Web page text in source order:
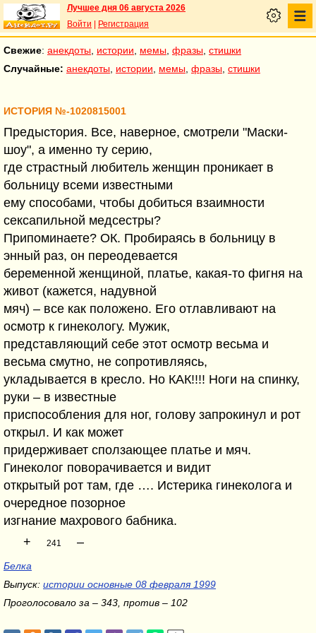
Лучшее дня 06 августа 2026
Войти
Регистрация
Свежие: анекдоты истории мемы фразы стишки
Случайные: анекдоты истории мемы фразы стишки
ИСТОРИЯ №-1020815001
Предыстория. Все, наверное, смотрели "Маски-
шоу", а именно ту серию,
где страстный любитель женщин проникает в
больницу всеми известными
ему способами, чтобы добиться взаимности
сексапильной медсестры?
Припоминаете? ОК. Пробираясь в больницу в
энный раз, он переодевается
беременной женщиной, платье, какая-то фигня на
живот (кажется, надувной
мяч) – все как положено. Его отлавливают на
осмотр к гинекологу. Мужик,
представляющий себе этот осмотр весьма и
весьма смутно, не сопротивляясь,
укладывается в кресло. Но КАК!!!! Ноги на спинку,
руки – в известные
приспособления для ног, голову запрокинул и рот
открыл. И как может
придерживает сползающее платье и мяч.
Гинеколог поворачивается и видит
открытый рот там, где …. Истерика гинеколога и
очередное позорное
изгнание махрового бабника.
+
241 –
Белка
Выпуск: истории основные 08 февраля 1999
Проголосовало за – 343, против – 102